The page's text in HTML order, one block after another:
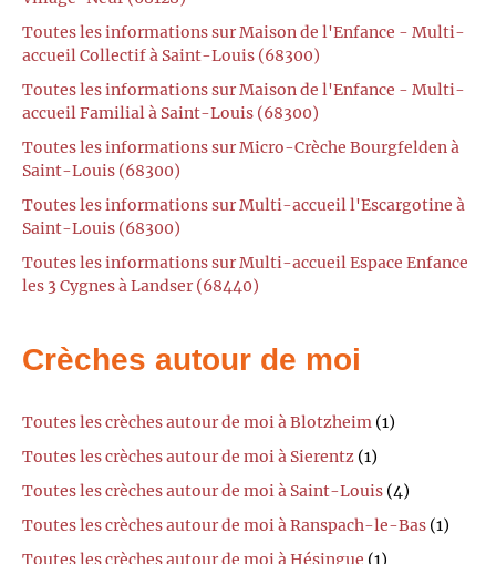
Toutes les informations sur Maison de l'Enfance - Multi-
accueil Collectif à Saint-Louis (68300)
Toutes les informations sur Maison de l'Enfance - Multi-
accueil Familial à Saint-Louis (68300)
Toutes les informations sur Micro-Crèche Bourgfelden à
Saint-Louis (68300)
Toutes les informations sur Multi-accueil l'Escargotine à
Saint-Louis (68300)
Toutes les informations sur Multi-accueil Espace Enfance
les 3 Cygnes à Landser (68440)
Crèches autour de moi
Toutes les crèches autour de moi à Blotzheim (1)
Toutes les crèches autour de moi à Sierentz (1)
Toutes les crèches autour de moi à Saint-Louis (4)
Toutes les crèches autour de moi à Ranspach-le-Bas (1)
Toutes les crèches autour de moi à Hésingue (1)